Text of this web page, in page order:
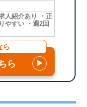
人紹介あり ・正
やすい ・週2回
ら
ら ▶